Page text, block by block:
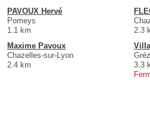
PAVOUX Hervé
Pomeys
1.1 km
2.3
Maxime Pavoux
Chazelles-sur-Lyon
2.4 km
3.3